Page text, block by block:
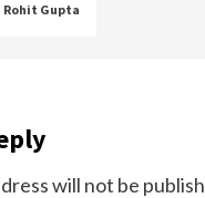
Rohit Gupta
will not be